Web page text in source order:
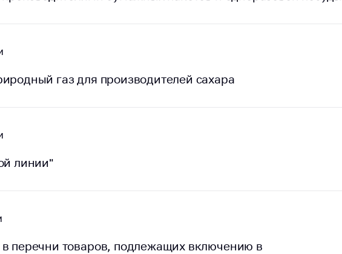
газ для производителей сахара
линии"
перечни товаров, подлежащих включению в